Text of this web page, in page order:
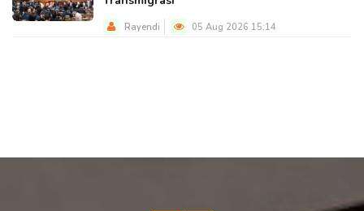
Rayendi 05 Aug 2026 15:14